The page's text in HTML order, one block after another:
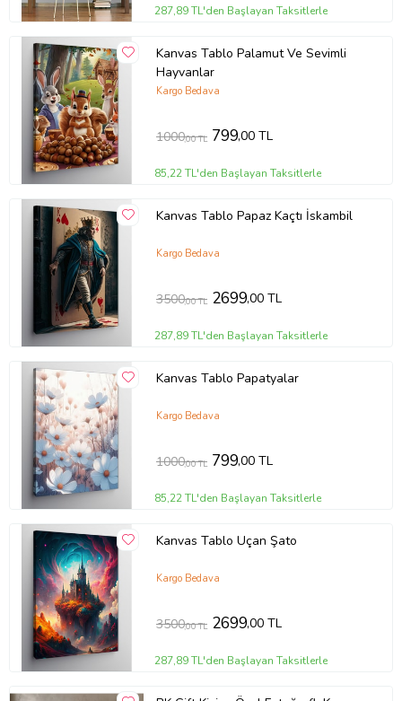
287,89 TL'den Başlayan Taksitlerle
Kanvas Tablo Palamut Ve Sevimli
Hayvanlar
Kargo Bedava
1000,00 TL 799,00 TL
85,22 TL'den Başlayan Taksitlerle
Kanvas Tablo Papaz Kaçtı İskambil
Kargo Bedava
3500,00 TL 2699,00 TL
287,89 TL'den Başlayan Taksitlerle
Kanvas Tablo Papatyalar
Kargo Bedava
1000,00 TL 799,00 TL
85,22 TL'den Başlayan Taksitlerle
Kanvas Tablo Uçan Şato
Kargo Bedava
3500,00 TL 2699,00 TL
287,89 TL'den Başlayan Taksitlerle